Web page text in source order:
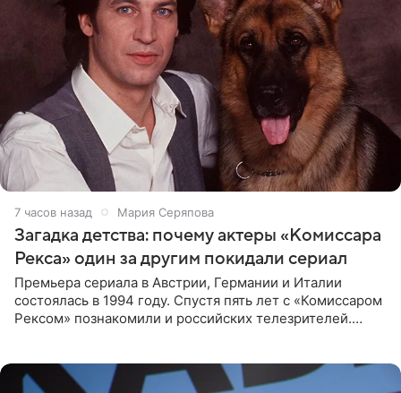
7 часов назад Мария Серяпова
Загадка детства: почему актеры «Комиссара
Рекса» один за другим покидали сериал
Премьера сериала в Австрии, Германии и Италии
состоялась в 1994 году. Спустя пять лет с «Комиссаром
Рексом» познакомили и российских телезрителей.